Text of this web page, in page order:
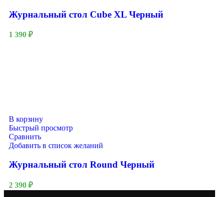
Журнальный стол Cube XL Черный
1 390 ₽
В корзину
Быстрый просмотр
Сравнить
Добавить в список желаний
Журнальный стол Round Черный
2 390 ₽